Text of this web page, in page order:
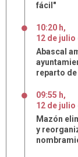
fácil"
10:20 h,
12 de julio
Abascal
reparto
09:55 h,
12 de julio
Mazón
y